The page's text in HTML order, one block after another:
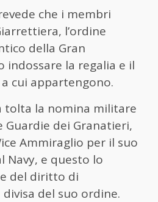
che i membri
l’ordine
della Gran
indossare la regalia e il
cui appartengono.
tolta la nomina militare
Guardie dei Granatieri,
Ammiraglio per il suo
Navy, e questo lo
del diritto di
del suo ordine.